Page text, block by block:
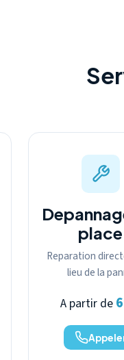
place
Reparation
lieu de la
A partir de